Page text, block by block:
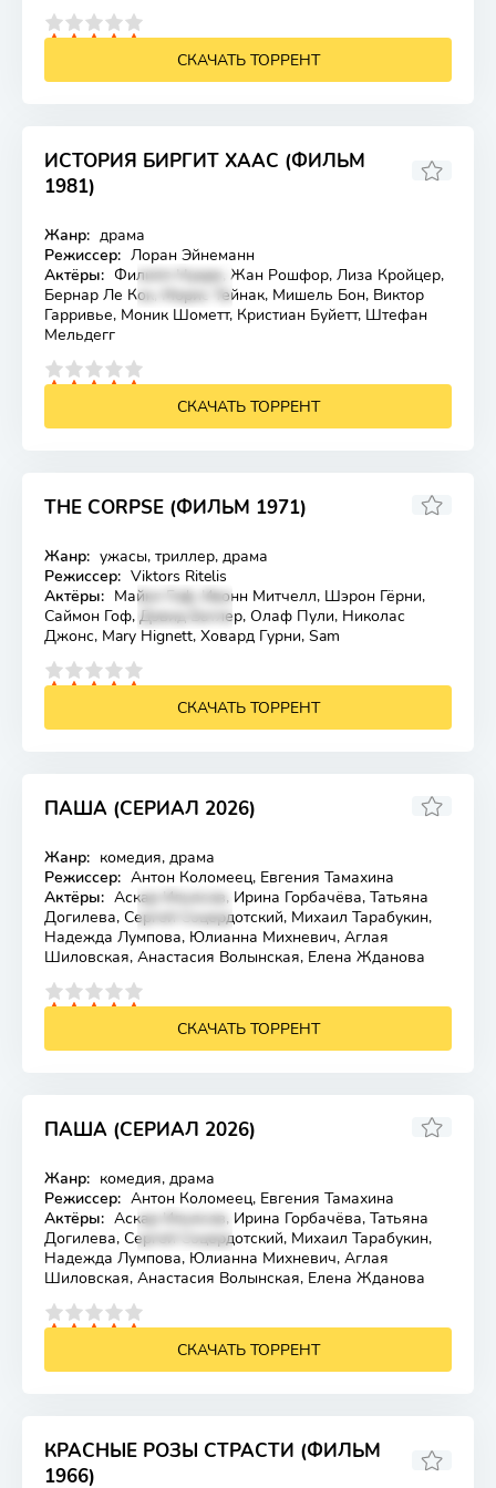
СКАЧАТЬ ТОРРЕНТ
ИСТОРИЯ БИРГИТ ХААС (ФИЛЬМ
1981)
Жанр: драма
Режиссер: Лоран Эйнеманн
Актёры: Филипп Нуаре, Жан Рошфор, Лиза Кройцер,
Бернар Ле Кок, Морис Тейнак, Мишель Бон, Виктор
Гарривье, Моник Шометт, Кристиан Буйетт, Штефан
Мельдегг
СКАЧАТЬ ТОРРЕНТ
THE CORPSE (ФИЛЬМ 1971)
Лицензия
Жанр: ужасы, триллер, драма
Режиссер: Viktors Ritelis
Актёры: Майкл Гоф, Ивонн Митчелл, Шэрон Гёрни,
Саймон Гоф, Дэвид Батлер, Олаф Пули, Николас
Джонс, Mary Hignett, Ховард Гурни, Sam
СКАЧАТЬ ТОРРЕНТ
ПАША (СЕРИАЛ 2026)
Лицензия
Жанр: комедия, драма
Режиссер: Антон Коломеец, Евгения Тамахина
Актёры: Аскар Ильясов, Ирина Горбачёва, Татьяна
Догилева, Сергей Соцердотский, Михаил Тарабукин,
Надежда Лумпова, Юлианна Михневич, Аглая
Шиловская, Анастасия Волынская, Елена Жданова
СКАЧАТЬ ТОРРЕНТ
ПАША (СЕРИАЛ 2026)
Лицензия
Жанр: комедия, драма
Режиссер: Антон Коломеец, Евгения Тамахина
Актёры: Аскар Ильясов, Ирина Горбачёва, Татьяна
Догилева, Сергей Соцердотский, Михаил Тарабукин,
Надежда Лумпова, Юлианна Михневич, Аглая
Шиловская, Анастасия Волынская, Елена Жданова
СКАЧАТЬ ТОРРЕНТ
КРАСНЫЕ РОЗЫ СТРАСТИ (ФИЛЬМ
1966)